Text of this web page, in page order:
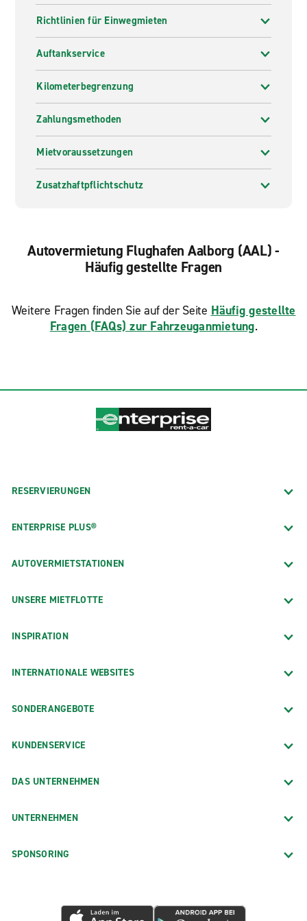
Richtlinien für Einwegmieten
Auftankservice
Kilometerbegrenzung
Zahlungsmethoden
Mietvoraussetzungen
Zusatzhaftpflichtschutz
Autovermietung Flughafen Aalborg (AAL) -
Häufig gestellte Fragen
Weitere Fragen finden Sie auf der Seite Häufig gestellte
Fragen (FAQs) zur Fahrzeuganmietung.
RESERVIERUNGEN
ENTERPRISE PLUS®
AUTOVERMIETSTATIONEN
UNSERE MIETFLOTTE
INSPIRATION
INTERNATIONALE WEBSITES
SONDERANGEBOTE
KUNDENSERVICE
DAS UNTERNEHMEN
UNTERNEHMEN
SPONSORING